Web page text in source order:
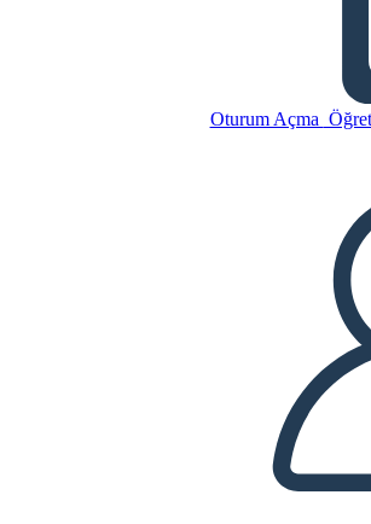
Oturum Açma
Glory Be:
Trama
Bu Öykü Panosunu
BİR HİKAYE PANOSU
SLAYT GÖSTERİSİNİ
BENİ